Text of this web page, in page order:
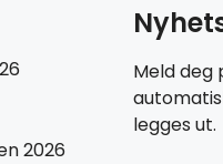
2026
Meld deg
legges ut.